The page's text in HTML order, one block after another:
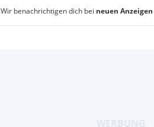
Wir benachrichtigen dich bei neuen Anzeigen